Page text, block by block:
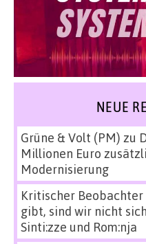
NEUE
Grüne & Volt (PM) zu
Millionen Euro
Modernisierung
Kritischer Beobachter
gibt, sind wir nicht
Sinti:zze und Rom:nja